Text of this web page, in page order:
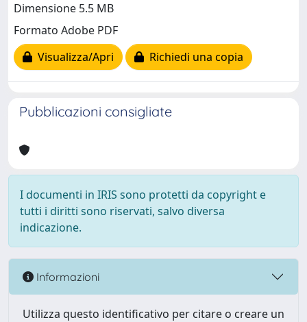
Dimensione 5.5 MB
Formato Adobe PDF
Visualizza/Apri
Richiedi una copia
Pubblicazioni consigliate
I documenti in IRIS sono protetti da copyright e
tutti i diritti sono riservati, salvo diversa
indicazione.
Informazioni
Utilizza questo identificativo per citare o creare un